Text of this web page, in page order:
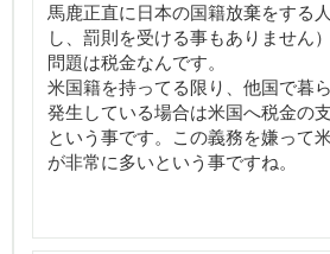
馬鹿正直に日本の国籍放棄をする
し、罰則を受ける事もありません）
問題は税金なんです。
米国籍を持ってる限り、他国で暮
発生している場合は米国へ税金の
という事です。この義務を嫌って
が非常に多いという事ですね。